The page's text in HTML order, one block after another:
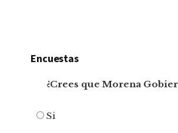
Encuestas
¿Crees que Morena
Si